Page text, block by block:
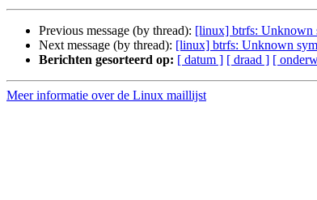
Previous message (by thread): [linux] btrfs: Unknown
Next message (by thread): [linux] btrfs: Unknown
Berichten gesorteerd op: [ datum ] [ draad ] [
Meer informatie over de Linux maillijst